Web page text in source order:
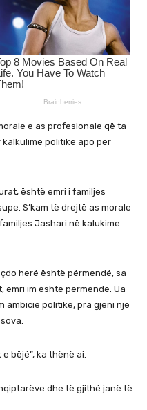
e as profesionale që ta
politike apo për
është emri i familjes
S’kam të drejtë as morale
Jashari në kalukime
herë është përmendë, sa
im është përmendë. Ua
ambicie politike, pra gjeni një
bëjë”, ka thënë ai.
dhe të gjithë janë të